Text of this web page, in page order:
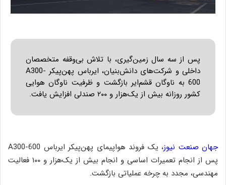
پس از سه سال زمین‌گیری، با تلاش بی‌وقفه متخصصان
داخلی و شرکت‌های دانش‌بنیان، ایرباس پهن‌پیکر A300-
600 به ناوگان قشم‌ایر بازگشت و ظرفیت ناوگان هوایی
کشور روزانه بیش از یک‌هزار و ۲۰۰ صندلی افزایش یافت.
جهان صنعت نیوز
، یک فروند هواپیمای پهن‌پیکر ایرباس A300-600
پس از انجام تعمیرات اساسی و انجام بیش از یک‌هزار و ۱۰۰ فعالیت
مهندسی، مجدد به چرخه عملیاتی بازگشت.